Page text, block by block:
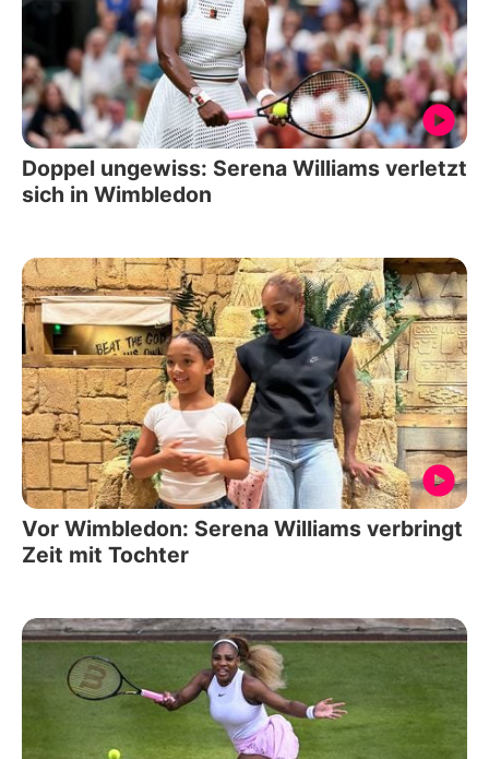
Doppel ungewiss: Serena Williams verletzt
sich in Wimbledon
Vor Wimbledon: Serena Williams verbringt
Zeit mit Tochter